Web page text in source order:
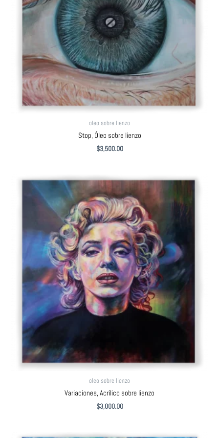
oleo sobre lienzo
Stop, Óleo sobre lienzo
$3,500.00
oleo sobre lienzo
Variaciones, Acrílico sobre lienzo
$3,000.00
El
El